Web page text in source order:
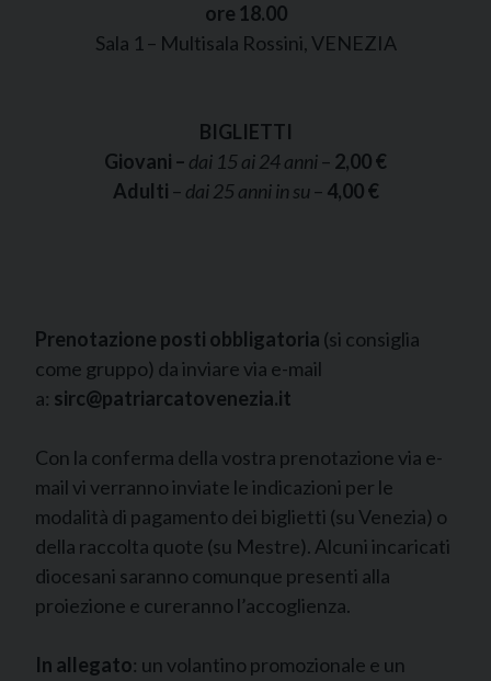
ore 18.00
Sala 1 – Multisala Rossini, VENEZIA
BIGLIETTI
Giovani – dai 15 ai 24 anni– 2,00 €
Adulti – dai 25 anni in su– 4,00 €
Prenotazione posti obbligatoria (si consiglia
come gruppo) da inviare via e-mail
a: sirc@patriarcatovenezia.it
Con la conferma della vostra prenotazione via e-
mail vi verranno inviate le indicazioni per le
modalità di pagamento dei biglietti (su Venezia) o
della raccolta quote (su Mestre). Alcuni incaricati
diocesani saranno comunque presenti alla
proiezione e cureranno l’accoglienza.
In allegato: un volantino promozionale e un